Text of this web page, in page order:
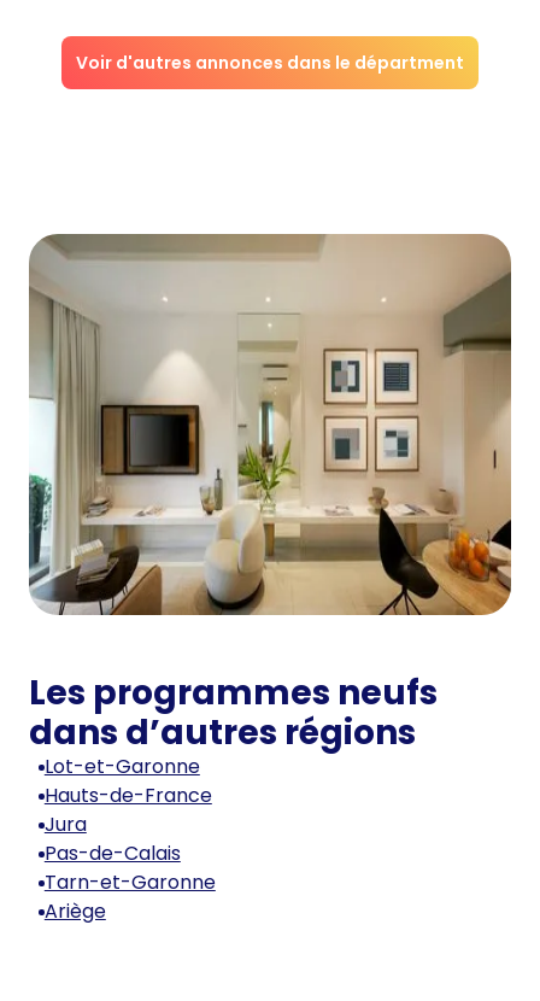
Voir d'autres annonces dans le départment
Les programmes neufs
dans d’autres régions
Lot-et-Garonne
Hauts-de-France
Jura
Pas-de-Calais
Tarn-et-Garonne
Ariège